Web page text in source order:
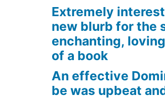
Extremely
new blurb for the
enchanting,
of a book
An effective
be was upbeat